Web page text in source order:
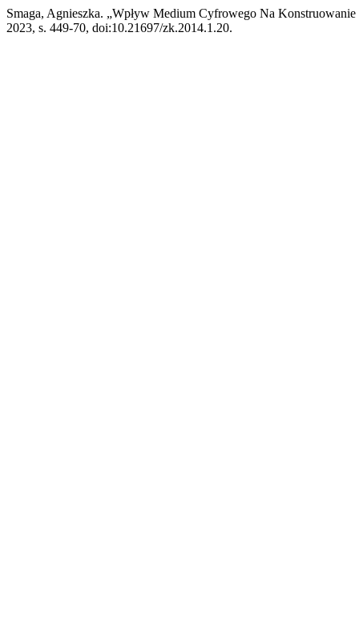
Smaga, Agnieszka. „Wpływ Medium Cyfrowego Na
2023, s. 449-70, doi:10.21697/zk.2014.1.20.